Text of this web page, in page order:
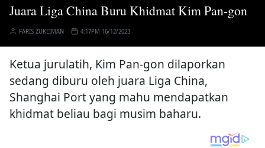
Juara Liga China Buru Khidmat Kim Pan-gon
FARIS ZUKEIMAN 4:17PM 16/12/2023
Ketua jurulatih, Kim Pan-gon dilaporkan
sedang diburu oleh juara Liga China,
Shanghai Port yang mahu mendapatkan
khidmat beliau bagi musim baharu.